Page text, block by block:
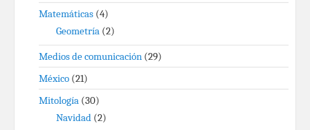
Matemáticas (4)
Geometría (2)
Medios de comunicación (29)
México (21)
Mitología (30)
Navidad (2)